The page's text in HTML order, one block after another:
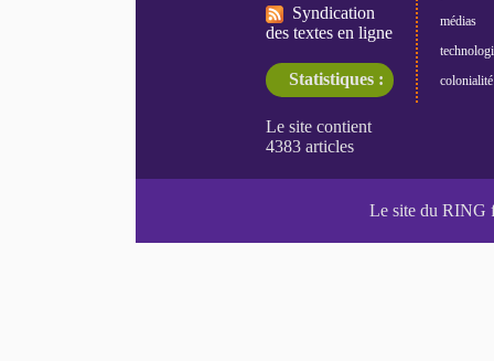
Syndication
des textes en ligne
Statistiques :
médias
colonialité
Le site du RING